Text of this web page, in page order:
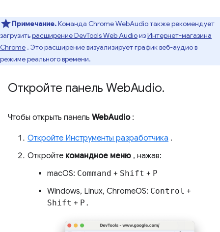
Примечание.Команда Chrome WebAudio также рекомендует
загрузитьрасширение DevTools Web AudioизИнтернет-магазина
Chrome . Это расширение визуализирует график веб-аудио в
режиме реального времени.
Откройте панель WebAudio.
Чтобы открыть панель WebAudio:
Откройте Инструменты разработчика .
Откройте командное меню , нажав:
macOS: Command + Shift + P
Windows, Linux, ChromeOS: Control +
Shift + P.